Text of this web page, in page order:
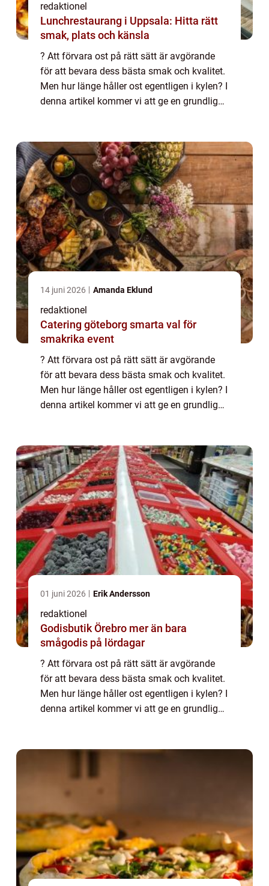
redaktionel
Lunchrestaurang i Uppsala: Hitta rätt
smak, plats och känsla
? Att förvara ost på rätt sätt är avgörande
för att bevara dess bästa smak och kvalitet.
Men hur länge håller ost egentligen i kylen? I
denna artikel kommer vi att ge en grundlig
14 juni 2026 Amanda Eklund
redaktionel
Catering göteborg smarta val för
smakrika event
? Att förvara ost på rätt sätt är avgörande
för att bevara dess bästa smak och kvalitet.
Men hur länge håller ost egentligen i kylen? I
denna artikel kommer vi att ge en grundlig
01 juni 2026 Erik Andersson
redaktionel
Godisbutik Örebro mer än bara
smågodis på lördagar
? Att förvara ost på rätt sätt är avgörande
för att bevara dess bästa smak och kvalitet.
Men hur länge håller ost egentligen i kylen? I
denna artikel kommer vi att ge en grundlig